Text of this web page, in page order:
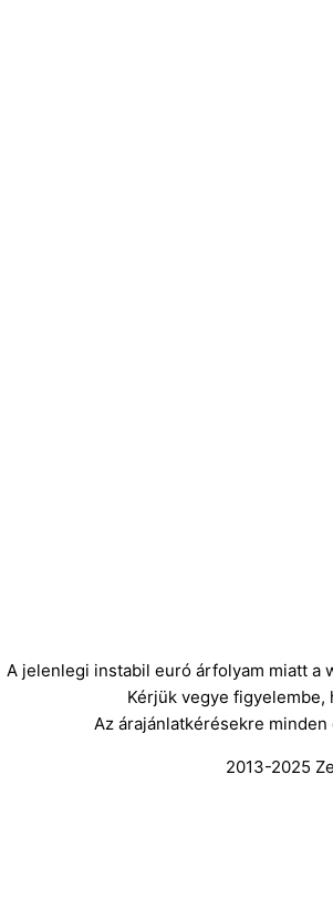
A jelenlegi instabil euró árfolyam miatt a
Kérjük vegye figyelembe,
Az árajánlatkérésekre
2013-2025